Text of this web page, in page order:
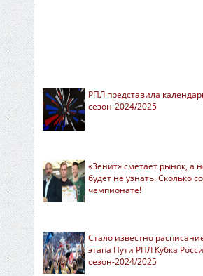
РПЛ представила
сезон-2024/2025
«Зенит» сметает рынок, а
будет не узнать. Сколько
чемпионате!
Стало известно
этапа Пути РПЛ Кубка
сезон-2024/2025